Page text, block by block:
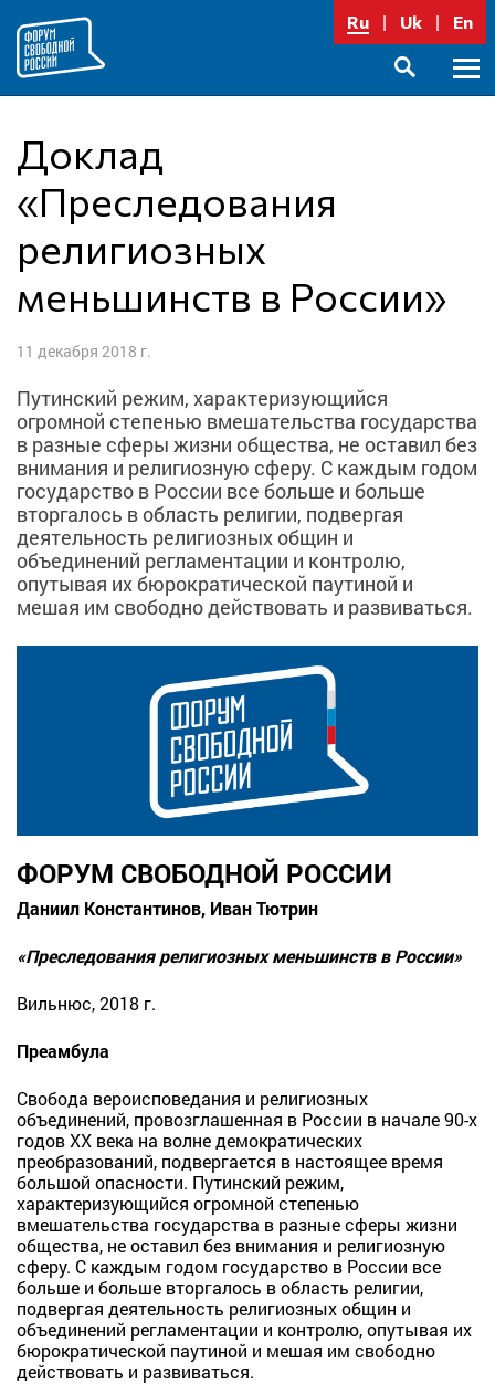
содержимому
Ru Uk En
Доклад
«Преследования
религиозных
меньшинств в России»
11 декабря 2018 г.
Путинский режим, характеризующийся
огромной степенью вмешательства государства
в разные сферы жизни общества, не оставил без
внимания и религиозную сферу. С каждым годом
государство в России все больше и больше
вторгалось в область религии, подвергая
деятельность религиозных общин и
объединений регламентации и контролю,
опутывая их бюрократической паутиной и
мешая им свободно действовать и развиваться.
ФОРУМ СВОБОДНОЙ РОССИИ
Даниил Константинов, Иван Тютрин
«Преследования религиозных меньшинств в России»
Вильнюс, 2018 г.
Преамбула
Свобода вероисповедания и религиозных
объединений, провозглашенная в России в начале 90-х
годов XX века на волне демократических
преобразований, подвергается в настоящее время
большой опасности. Путинский режим,
характеризующийся огромной степенью
вмешательства государства в разные сферы жизни
общества, не оставил без внимания и религиозную
сферу. С каждым годом государство в России все
больше и больше вторгалось в область религии,
подвергая деятельность религиозных общин и
объединений регламентации и контролю, опутывая их
бюрократической паутиной и мешая им свободно
действовать и развиваться.